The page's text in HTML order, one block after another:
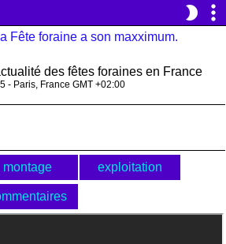
brightness_2 more_vert
des fêtes foraines en France
- Paris, France GMT +02:00
montage exploitation